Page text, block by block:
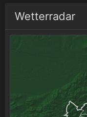
Wetterradar